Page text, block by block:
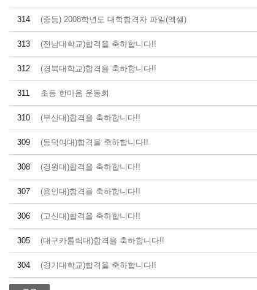
314 (중등) 2008학년도 대학합격자 파일(엑셀)
313 (전남대학교)합격을 축하합니다!!
312 (경북대학교)합격을 축하합니다!!
311 초등 한마음 운동회
310 (부산대)합격을 축하합니다!!
309 (동덕여대)합격을 축하합니다!!
308 (경원대)합격을 축하합니다!!
307 (용인대)합격을 축하합니다!!
306 (고신대)합격을 축하합니다!!
305 (대구카톨릭대)합격을 축하합니다!!
304 (경기대학교)합격을 축하합니다!!